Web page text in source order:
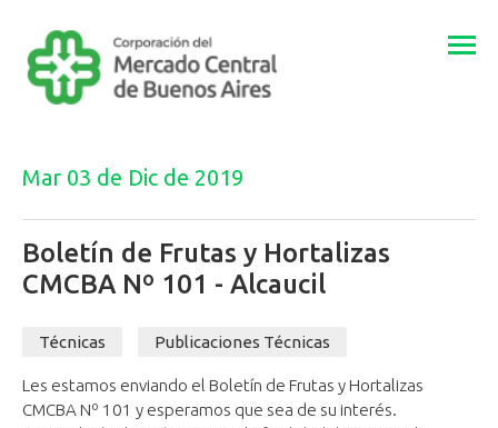
Mar 03 de Dic de 2019
Boletín de Frutas y Hortalizas
CMCBA Nº 101 - Alcaucil
Técnicas Publicaciones Técnicas
Les estamos enviando el Boletín de Frutas y Hortalizas
CMCBA Nº 101 y esperamos que sea de su interés.